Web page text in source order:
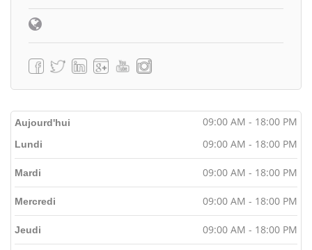
Aujourd'hui 09:00 AM - 18:00 PM
Lundi 09:00 AM - 18:00 PM
Mardi 09:00 AM - 18:00 PM
Mercredi 09:00 AM - 18:00 PM
Jeudi 09:00 AM - 18:00 PM